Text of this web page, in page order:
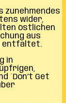
zunehmendes
wider,
östlichen
aus
entfaltet.
in
´Don’t Get